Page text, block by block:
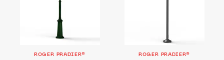
ROGER PRADIER® ROGER PRADIER®